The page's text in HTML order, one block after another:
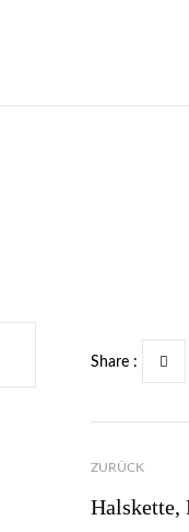
Share :
ZURÜCK